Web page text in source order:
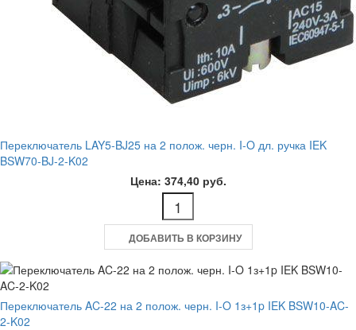
Переключатель LAY5-BJ25 на 2 полож. черн. I-O дл. ручка IEK
BSW70-BJ-2-K02
Цена: 374,40 руб.
ДОБАВИТЬ В КОРЗИНУ
Переключатель AC-22 на 2 полож. черн. I-O 1з+1p IEK BSW10-AC-
2-K02